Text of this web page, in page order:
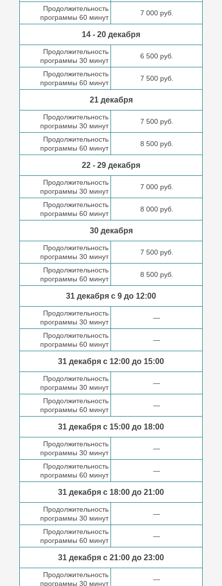
Продолжительность
программы 60 минут
7 000 руб.
14 - 20 декабря
Продолжительность
программы 30 минут
6 500 руб.
Продолжительность
программы 60 минут
7 500 руб.
21 декабря
Продолжительность
программы 30 минут
7 500 руб.
Продолжительность
программы 60 минут
8 500 руб.
22 - 29 декабря
Продолжительность
программы 30 минут
7 000 руб.
Продолжительность
программы 60 минут
8 000 руб.
30 декабря
Продолжительность
программы 30 минут
7 500 руб.
Продолжительность
программы 60 минут
8 500 руб.
31 декабря с 9 до 12:00
Продолжительность
программы 30 минут
—
Продолжительность
программы 60 минут
—
31 декабря с 12:00 до 15:00
Продолжительность
программы 30 минут
—
Продолжительность
программы 60 минут
—
31 декабря с 15:00 до 18:00
Продолжительность
программы 30 минут
—
Продолжительность
программы 60 минут
—
31 декабря с 18:00 до 21:00
Продолжительность
программы 30 минут
—
Продолжительность
программы 60 минут
—
31 декабря с 21:00 до 23:00
Продолжительность
программы 30 минут
—